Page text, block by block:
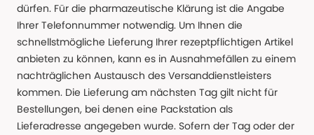
dürfen. Für die pharmazeutische Klärung ist die Angabe
Ihrer Telefonnummer notwendig. Um Ihnen die
schnellstmögliche Lieferung Ihrer rezeptpflichtigen Artikel
anbieten zu können, kann es in Ausnahmefällen zu einem
nachträglichen Austausch des Versanddienstleisters
kommen. Die Lieferung am nächsten Tag gilt nicht für
Bestellungen, bei denen eine Packstation als
Lieferadresse angegeben wurde. Sofern der Tag oder der